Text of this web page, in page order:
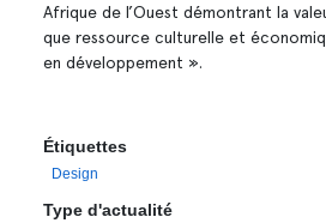
Afrique de l’Ouest démontrant la
que ressource culturelle et
en développement ».
Étiquettes
Design
Type d'actualité